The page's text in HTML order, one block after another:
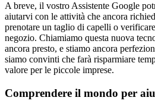
A breve, il vostro Assistente Google
aiutarvi con le attività che ancora
prenotare un taglio di capelli o
negozio. Chiamiamo questa nuova
ancora presto, e stiamo ancora
siamo convinti che farà risparmiare
valore per le piccole imprese.
Comprendere il mondo per